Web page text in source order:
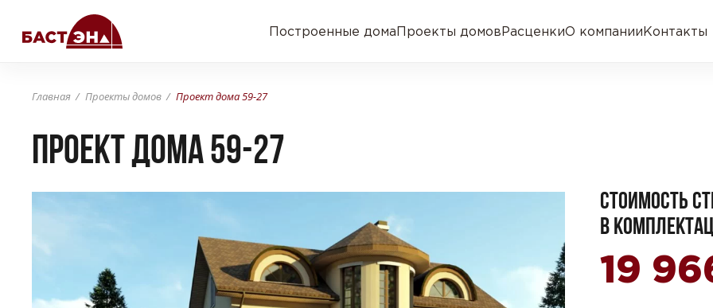
Построенные домаПроекты домовРасценкиО компанииКонтакты
Главная Проекты домов Проект дома 59-27
Проект дома 59-27
СТОИМОСТЬ
В
19